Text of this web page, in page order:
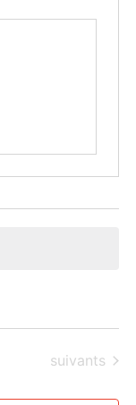
Évènements
suivants